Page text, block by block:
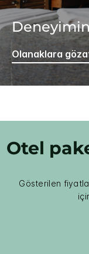
Olanaklara
Otel
Gösterilen